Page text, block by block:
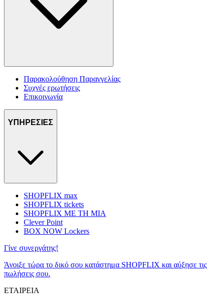
Παρακολούθηση Παραγγελίας
Συχνές ερωτήσεις
Επικοινωνία
ΥΠΗΡΕΣΙΕΣ
SHOPFLIX max
SHOPFLIX tickets
SHOPFLIX ΜΕ ΤΗ ΜΙΑ
Clever Point
BOX NOW Lockers
Γίνε συνεργάτης!
Άνοιξε τώρα το δικό σου κατάστημα SHOPFLIX και αύξησε τις
πωλήσεις σου.
ΕΤΑΙΡΕΙΑ